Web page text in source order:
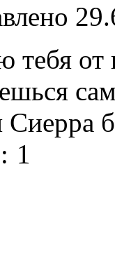
тебя
Сиерра
1